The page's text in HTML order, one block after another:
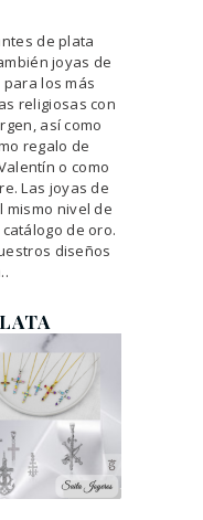
de plata
joyas de
los más
religiosas con
así como
regalo de
o como
Las joyas de
mismo nivel de
de oro.
diseños